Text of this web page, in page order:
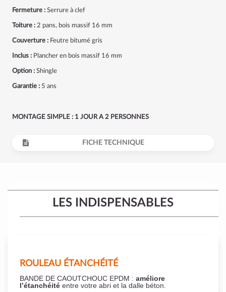
Fermeture : Serrure à clef
Toiture : 2 pans, bois massif 16 mm
Couverture : Feutre bitumé gris
Inclus : Plancher en bois massif 16 mm
Option : Shingle
Garantie : 5 ans
MONTAGE SIMPLE : 1 JOUR A 2 PERSONNES
FICHE TECHNIQUE
LES INDISPENSABLES
ROULEAU ÉTANCHÉITÉ
BANDE DE CAOUTCHOUC EPDM : améliore
l’étanchéité entre votre abri et la dalle béton.